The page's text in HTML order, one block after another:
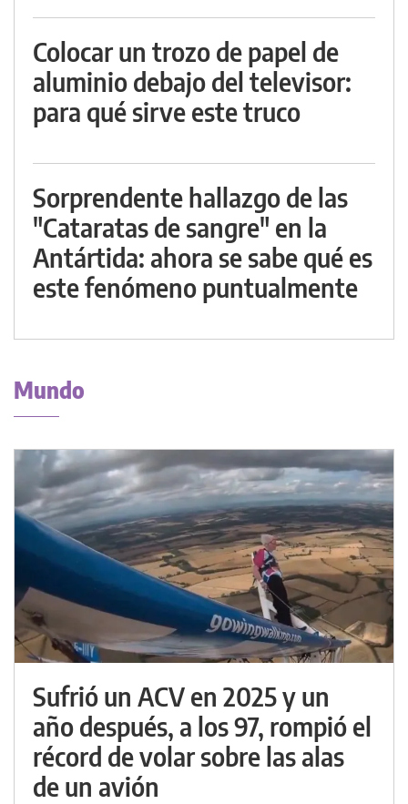
Colocar un trozo de papel de
aluminio debajo del televisor:
para qué sirve este truco
Sorprendente hallazgo de las
"Cataratas de sangre" en la
Antártida: ahora se sabe qué es
este fenómeno puntualmente
Mundo
Sufrió un ACV en 2025 y un
año después, a los 97, rompió el
récord de volar sobre las alas
de un avión